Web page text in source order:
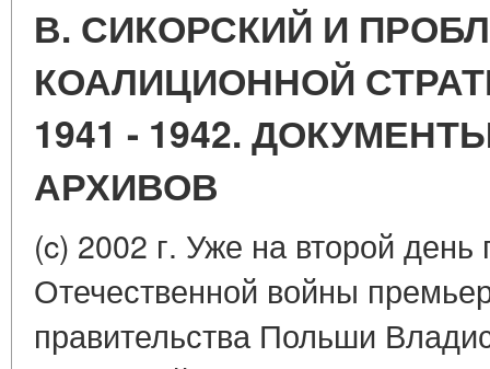
В. СИКОРСКИЙ И
КОАЛИЦИОННОЙ
1941 - 1942.
АРХИВОВ
(c) 2002 г. Уже на второй
Отечественной войны
правительства Польши